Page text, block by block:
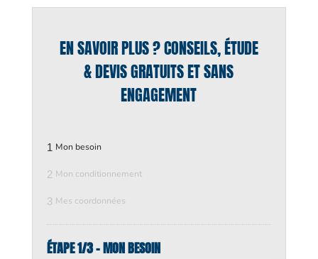
EN SAVOIR PLUS ? CONSEILS, ÉTUDE
& DEVIS GRATUITS ET SANS
ENGAGEMENT
1 Mon besoin
2 Mon conditionnement
3 Mes coordonnées
ÉTAPE 1/3 - MON BESOIN